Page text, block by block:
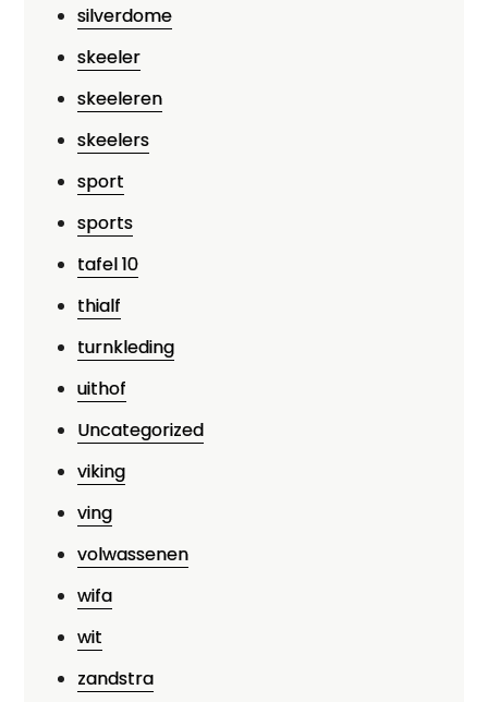
silverdome
skeeler
skeeleren
skeelers
sport
sports
tafel 10
thialf
turnkleding
uithof
Uncategorized
viking
ving
volwassenen
wifa
wit
zandstra